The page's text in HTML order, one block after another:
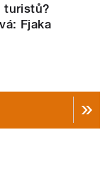
turistů?
Fjaka